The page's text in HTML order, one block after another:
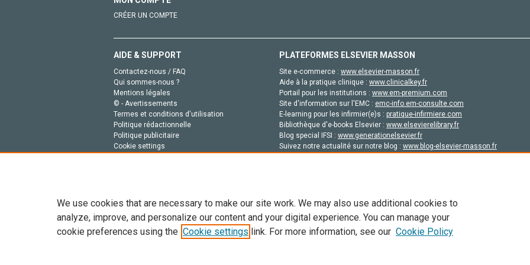
CRÉER UN COMPTE
AIDE & SUPPORT
Contactez-nous / FAQ
Qui sommes-nous ?
Mentions légales
© - Avertissements
Termes et conditions d'utilisation
Politique rédactionnelle
Politique publicitaire
Cookie settings
PLATEFORMES ELSEVIER MASSON
Site e-commerce : www.elsevier-masson.fr
Aide à la pratique clinique : www.clinicalkey.fr
Portail pour les institutions : www.em-premium.com
Site d'information sur l'EMC : emc-info.em-consulte.com
E-learning pour les infirmier(e)s : pratique-infirmiere.com
Bibliothèque d'e-books Elsevier : www.elsevierelibrary.fr
Blog special IFSI : www.generationelsevier.fr
Suivez notre actualité sur notre blog : www.blog-elsevier-masson.fr
Tout le contenu de ce site: Copyright © 2026 Elsevier, ses concédants de licence et ses contributeurs. Tout les droits sont réservés,
de données, a la formation en IA et aux technologies similaires. Pour tout contenu en libre accès, les conditions de licence
We use cookies that are necessary to make our site work. We may also use additional cookies to
analyze, improve, and personalize our content and your digital experience. You can manage your
cookie preferences using the Cookie settings link. For more information, see our Cookie Policy